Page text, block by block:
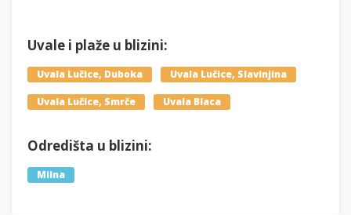
Uvale i plaže u blizini:
Uvala Lučice, Duboka Uvala Lučice, Slavinjina
Uvala Lučice, Smrče Uvala Blaca
Odredišta u blizini:
Milna